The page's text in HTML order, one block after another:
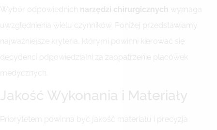
Wybór odpowiednich narzędzi chirurgicznych
wymaga
uwzględnienia wielu czynników. Poniżej przedstawiamy
najważniejsze kryteria, którymi powinni kierować się
decydenci odpowiedzialni za zaopatrzenie placówek
medycznych.
Jakość Wykonania i Materiały
Priorytetem powinna być jakość materiału i precyzja